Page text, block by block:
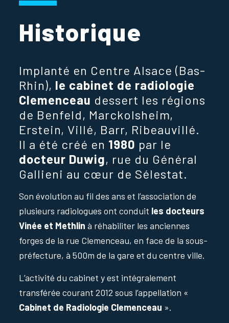
Historique
Implanté en Centre Alsace (Bas-
Rhin), le cabinet de radiologie
Clemenceau dessert les régions
de Benfeld, Marckolsheim,
Erstein, Villé, Barr, Ribeauvillé.
Il a été créé en 1980 par le
docteur Duwig, rue du Général
Gallieni au cœur de Sélestat.
Son évolution au fil des ans et l’association de
plusieurs radiologues ont conduit les docteurs
Vinée et Methlin à réhabiliter les anciennes
forges de la rue Clemenceau, en face de la sous-
préfecture, à 500m de la gare et du centre ville.
L’activité du cabinet y est intégralement
transférée courant 2012 sous l’appellation «
Cabinet de Radiologie Clemenceau ».